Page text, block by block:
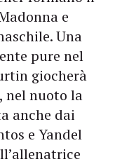
e
Una
pure nel
giocherà
nel nuoto la
anche dai
e Yandel